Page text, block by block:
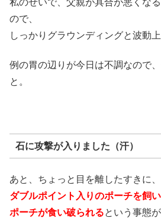
私のせいで、父親が具合が悪くな
ので、
しっかりグラウンディングと波動
例の胃の辺りが今日は不調なので
と。
石に攻撃が入りました（汗）
あと、ちょっと目を離したすきに、
ダブルポイント入りのポーチを飼い
ポーチが食い破られるという事態